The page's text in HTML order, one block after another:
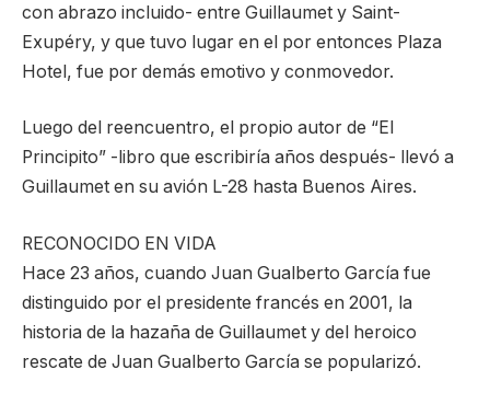
con abrazo incluido- entre Guillaumet y Saint-
Exupéry, y que tuvo lugar en el por entonces Plaza
Hotel, fue por demás emotivo y conmovedor.
Luego del reencuentro, el propio autor de “El
Principito” -libro que escribiría años después- llevó a
Guillaumet en su avión L-28 hasta Buenos Aires.
RECONOCIDO EN VIDA
Hace 23 años, cuando Juan Gualberto García fue
distinguido por el presidente francés en 2001, la
historia de la hazaña de Guillaumet y del heroico
rescate de Juan Gualberto García se popularizó.